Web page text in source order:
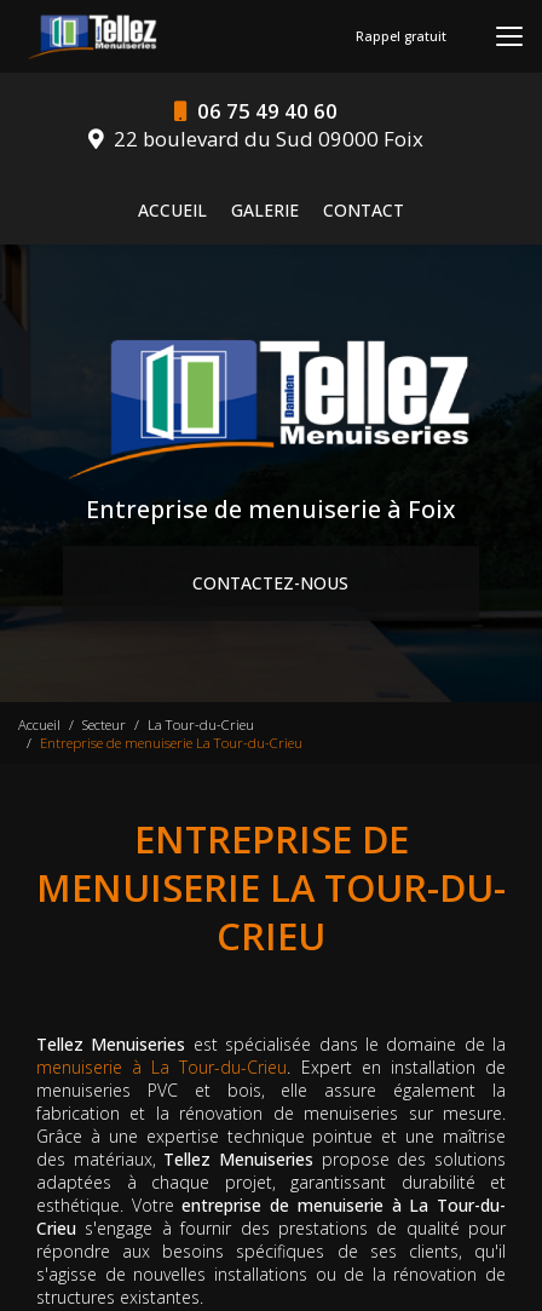
contenu
06 75 49 40 60
22 boulevard du Sud 09000 Foix
ACCUEIL
GALERIE CONTACT
Rappel gratuit
Entreprise de menuiserie à Foix
CONTACTEZ-NOUS
Accueil Secteur
La Tour-du-Crieu
Entreprise de menuiserie La Tour-du-Crieu
ENTREPRISE DE
MENUISERIE LA TOUR-DU-
CRIEU
Tellez Menuiseries est spécialisée dans le domaine de la
menuiserie à La Tour-du-Crieu. Expert en installation de
menuiseries PVC et bois, elle assure également la
fabrication et la rénovation de menuiseries sur mesure.
Grâce à une expertise technique pointue et une maîtrise
des matériaux, Tellez Menuiseries propose des solutions
adaptées à chaque projet, garantissant durabilité et
esthétique. Votreentreprise de menuiserie à La Tour-du-
Crieu s'engage à fournir des prestations de qualité pour
répondre aux besoins spécifiques de ses clients, qu'il
s'agisse de nouvelles installations ou de la rénovation de
structures existantes.